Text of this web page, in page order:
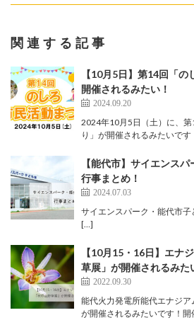
関連する記事
【10月5日】第14回「
開催されるみたい！
2024.09.20
2024年10月5日（土）に、
り」が開催されるみたいで
【能代市】サイエンス
行事まとめ！
2024.07.03
サイエンスパーク・能代市子
[…]
【10月15・16日】エナ
草展」が開催されるみた
2022.09.30
能代火力発電所能代エナジア
が開催されるみたいです！